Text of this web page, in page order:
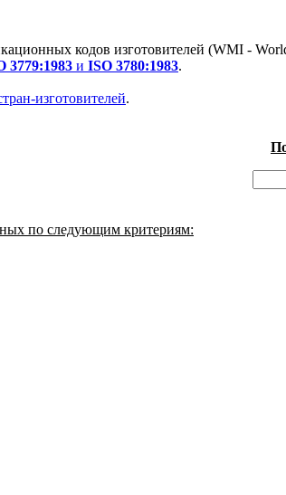
кодов изготовителей (WMI -
3779:1983 и ISO 3780:1983.
изготовителей.
по следующим критериям: